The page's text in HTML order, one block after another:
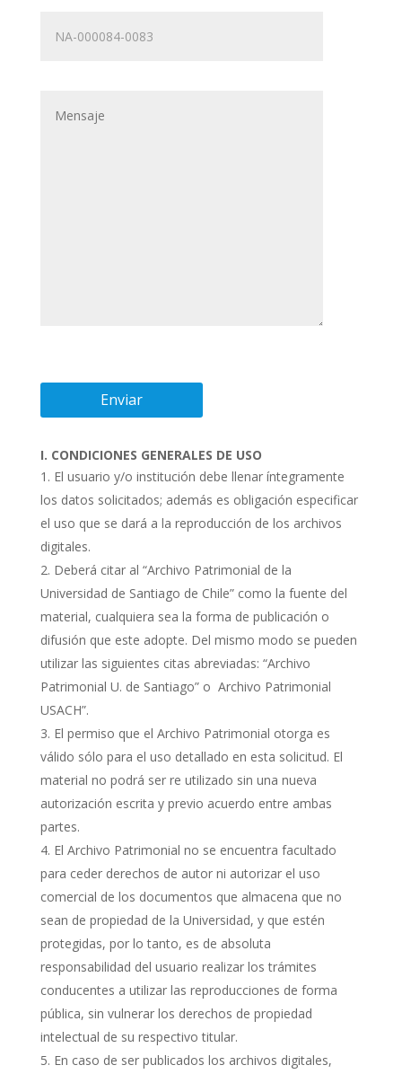
I. CONDICIONES GENERALES DE USO
El usuario y/o institución debe llenar íntegramente
los datos solicitados; además es obligación especificar
el uso que se dará a la reproducción de los archivos
digitales.
Deberá citar al “Archivo Patrimonial de la
Universidad de Santiago de Chile” como la fuente del
material, cualquiera sea la forma de publicación o
difusión que este adopte. Del mismo modo se pueden
utilizar las siguientes citas abreviadas: “Archivo
Patrimonial U. de Santiago” o Archivo Patrimonial
USACH”.
El permiso que el Archivo Patrimonial otorga es
válido sólo para el uso detallado en esta solicitud. El
material no podrá ser re utilizado sin una nueva
autorización escrita y previo acuerdo entre ambas
partes.
El Archivo Patrimonial no se encuentra facultado
para ceder derechos de autor ni autorizar el uso
comercial de los documentos que almacena que no
sean de propiedad de la Universidad, y que estén
protegidas, por lo tanto, es de absoluta
responsabilidad del usuario realizar los trámites
conducentes a utilizar las reproducciones de forma
pública, sin vulnerar los derechos de propiedad
intelectual de su respectivo titular.
En caso de ser publicados los archivos digitales,